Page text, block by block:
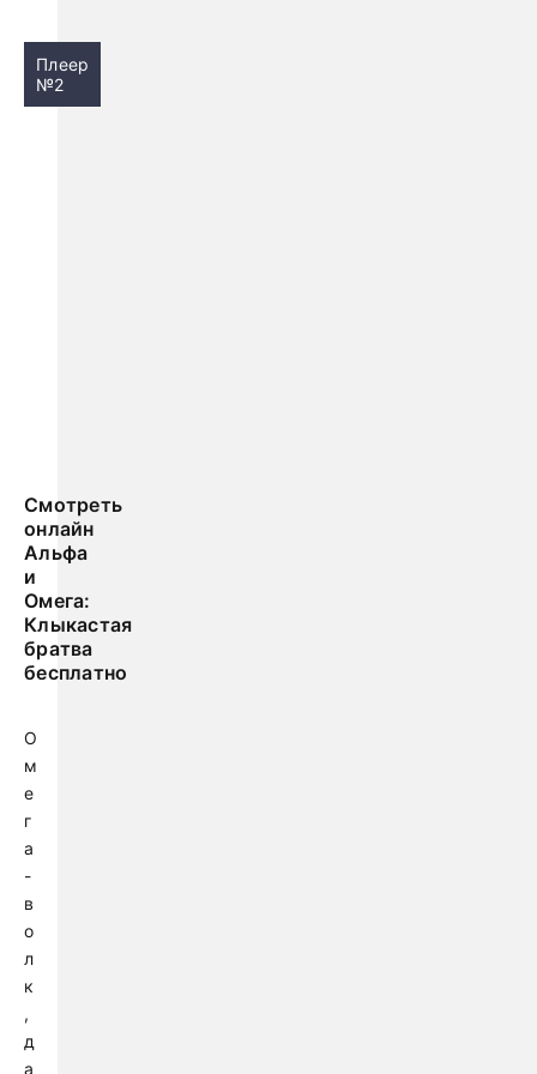
Плеер
№2
Смотреть
онлайн
Альфа
и
Омега:
Клыкастая
братва
бесплатно
О
м
е
г
а
-
в
о
л
к
,
д
а